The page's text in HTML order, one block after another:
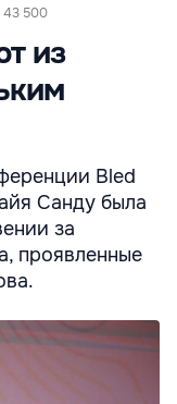
43 500
из
Bled
Санду была
за
проявленные